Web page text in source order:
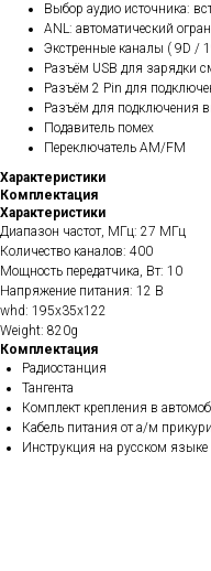
Выбор аудио источника:
ANL: автоматический
Экстренные каналы ( 9D /
Разъём USB для зарядки
Разъём 2 Pin для
Разъём для подключения
Подавитель помех
Переключатель AM/FM
Характеристики
Комплектация
Характеристики
Диапазон частот, МГц: 27 МГц
Количество каналов: 400
Мощность передатчика, Вт: 10
Напряжение питания: 12 В
whd: 195x35x122
Weight: 820g
Комплектация
Радиостанция
Тангента
Комплект крепления в
Кабель питания от а/м
Инструкция на русском языке